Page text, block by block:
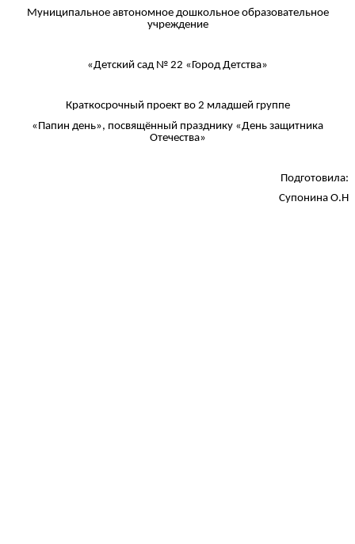
Муниципальное автономное дошкольное образовательное
учреждение
«Детский сад № 22 «Город Детства»
Краткосрочный проект во 2 младшей группе
«Папин день», посвящённый празднику «День защитника
Отечества»
Подготовила:
Супонина О.Н